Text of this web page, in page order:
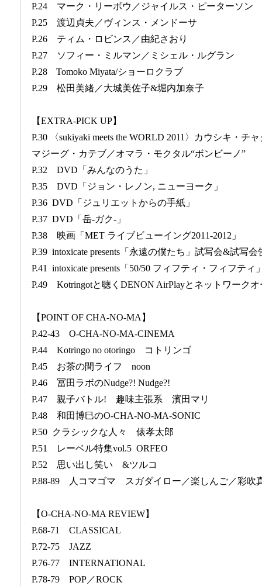
P.24 マーク・リーボウ／ジャイルス・ピーターソン
P.25 渡辺貞夫／ヴィンス・メンドーサ
P.26 ティム・ロビンス／由紀さおり
P.27 ソフィー・ミルマン／ミシェル・ルグラン
P.28 Tomoko Miyata/ショーロクラブ
P.29 松田美緒／大城美佐子&堀内加奈子
【EXTRA-PICK UP】
P.30 〈sukiyaki meets the WORLD 2011〉カウシキ・チ
マジーグ・カテブ／オマラ・モクタル“ボンビーノ”
P.32 DVD「みんなのうた」
P.35 DVD「ジョン・レノン, ニューヨーク」
P.36 DVD「ジュリエットからの手紙」
P.37 DVD「岳-ガク-」
P.38 映画「MET ライブビューイング2011-2012」
P.39 intoxicate presents「永遠の僕たち」試写会&試写会
P.41 intoxicate presents「50/50 フィフティ・フィフティ
P.49 Kotringotと聴くDENON AirPlayとネットワーク
【POINT OF CHA-NO-MA】
P.42-43 O-CHA-NO-MA-CINEMA
P.44 Kotringo no otoringo コトリンゴ
P.45 お茶の間ライフ noon
P.46 冨田ラボのNudge?! Nudge?!
P.47 親子バトル! 趣味主張系 濱田マリ
P.48 和田博巳のO-CHA-NO-MA-SONIC
P.50 クラシックな人々 俵孝太郎
P.51 レーベル特集vol.5 ORFEO
P.52 思い出し笑い &ツルコ
P.88-89 人コマゴマ スガダイロー／楽しんご／彩吹
【O-CHA-NO-MA REVIEW】
P.68-71 CLASSICAL
P.72-75 JAZZ
P.76-77 INTERNATIONAL
P.78-79 POP／ROCK